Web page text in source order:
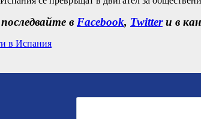
в Facebook, Twitterи в
в Испания